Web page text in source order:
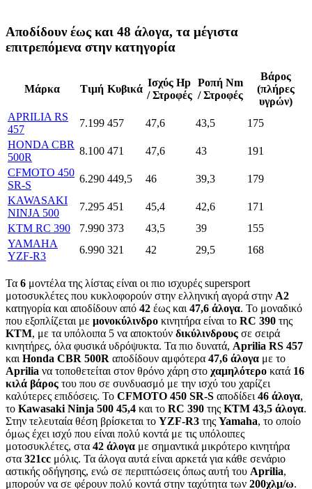
Αποδίδουν έως και 48 άλογα, τα μέγιστα
επιτρεπόμενα στην κατηγορία
Μάρκα Τιμή Κυβικά
Ισχύς Hp
/ Στροφές
Ροπή Nm
/ Στροφές
Βάρος
(πλήρες
υγρών)
APRILIA RS
457
7.199 457 47,6 43,5
175
HONDA CBR
500R
8.100 471 47,6 43
191
CFMOTO 450
SR-S
6.290 449,5 46 39,3
179
KAWASAKI
NINJA 500
7.295 451 45,4 42,6
171
KTM RC 390
7.990 373 43,5 39
155
YAMAHA
YZF-R3
6.990 321 42 29,5 168
Τα 6 μοντέλα της λίστας είναι οι πιο ισχυρές supersport
μοτοσυκλέτες που κυκλοφορούν στην ελληνική αγορά στην Α2
κατηγορία και αποδίδουν από 42 έως και 47,6 άλογα. Το μοναδικό
που εξοπλίζεται με μονοκύλινδρο κινητήρα είναι το RC 390 της
KTM, με τα υπόλοιπα 5 να αποκτούν δικύλινδρους σε σειρά
κινητήρες, όλα φυσικά υδρόψυκτα. Τα πιο δυνατά, Aprilia RS 457
και Honda CBR 500R αποδίδουν αμφότερα 47,6 άλογα με το
Aprilia να τοποθετείται στον θρόνο χάρη στο χαμηλότερο κατά 16
κιλά βάρος του που σε συνδυασμό με την ισχύ του χαρίζει
καλύτερες επιδόσεις. Το CFMOTO 450 SR-S αποδίδει 46 άλογα,
το Kawasaki Ninja 500 45,4 και το RC 390 της KTM 43,5 άλογα.
Στην τελευταία θέση βρίσκεται το YZF-R3 της Yamaha, το οποίο
όμως έχει ισχύ που είναι πολύ κοντά με τις υπόλοιπες
μοτοσυκλέτες, στα 42 άλογα με σημαντικά μικρότερο κινητήρα
στα 321cc μόλις. Τα άλογα αυτά είναι αρκετά για κάθε σενάριο
αστικής οδήγησης, ενώ σε περιπτώσεις όπως αυτή του Aprilia,
μπορούν να σε φέρουν πολύ κοντά στην ταχύτητα των 200χλμ/ω.